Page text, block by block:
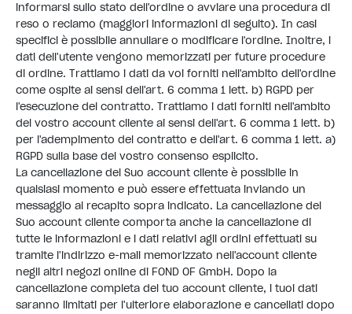
informarsi sullo stato dell'ordine o avviare una procedura di
reso o reclamo (maggiori informazioni di seguito). In casi
specifici è possibile annullare o modificare l'ordine. Inoltre, i
dati dell'utente vengono memorizzati per future procedure
di ordine. Trattiamo i dati da voi forniti nell'ambito dell'ordine
come ospite ai sensi dell'art. 6 comma 1 lett. b) RGPD per
l'esecuzione del contratto. Trattiamo i dati forniti nell'ambito
del vostro account cliente ai sensi dell'art. 6 comma 1 lett. b)
per l'adempimento del contratto e dell'art. 6 comma 1 lett. a)
RGPD sulla base del vostro consenso esplicito.
La cancellazione del Suo account cliente è possibile in
qualsiasi momento e può essere effettuata inviando un
messaggio al recapito sopra indicato. La cancellazione del
Suo account cliente comporta anche la cancellazione di
tutte le informazioni e i dati relativi agli ordini effettuati su
tramite l'indirizzo e-mail memorizzato nell'account cliente
negli altri negozi online di FOND OF GmbH. Dopo la
cancellazione completa del tuo account cliente, i tuoi dati
saranno limitati per l'ulteriore elaborazione e cancellati dopo